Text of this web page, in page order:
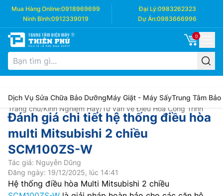
Mua Hàng Online:0918969699 Đại Lý:0983262323
Ninh Bình:0912339019 Dự Án:0983666996
0
Dịch Vụ Sửa Chữa Bảo DưỡngMáy Giặt - Máy SấyTrung Tâm Bảo
Trang chủ/Kinh Nghiệm Hay/Tư vấn về Điều Hòa Công Trình
Đánh giá chi tiết hệ thống điều hòa
multi Mitsubishi 2 chiều
SCM100ZS-W
Tác giả: Nguyễn Dũng
Đăng ngày: 19/12/2025, lúc 14:41
Hệ thống điều hòa Multi Mitsubishi 2 chiều